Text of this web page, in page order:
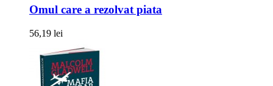
Omul care a rezolvat piata
56,19 lei